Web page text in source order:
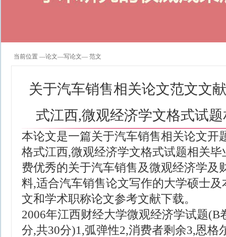
当前位置 —论文—写论文— 范文
关于汽车销售相关论文范文文
式江西,微观经济学文格式试
本论文是一篇关于汽车销售相关论文开
格式江西,微观经济学文格式试题相关
费优秀的关于汽车销售及微观经济学及
料,适合汽车销售论文写作的大学硕士
文和学术职称论文参考文献下载。
2006年江西财经大学微观经济学试题(B
分,共30分) 1,弧弹性2,消费者剩余3,恩格